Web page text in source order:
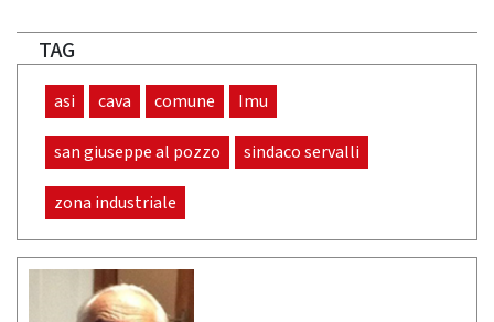
TAG
asi cava comune Imu
san giuseppe al pozzo sindaco servalli
zona industriale